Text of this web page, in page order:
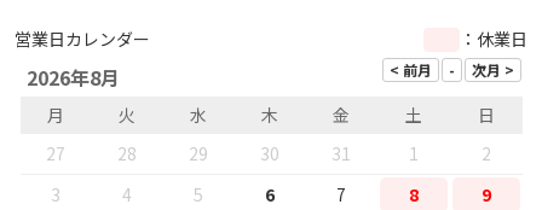
営業日カレンダー ：休業日
2026年8月
月 火 水 木 金 土
日
27
28 29 30 31 1
2
3
4 5 6 7 8
9